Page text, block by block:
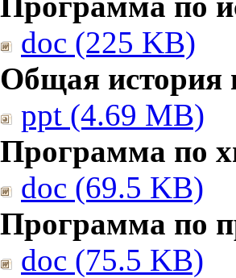
doc (225 KB)
Общая история
ppt (4.69 MB)
Программа по
doc (69.5 KB)
Программа по
doc (75.5 KB)